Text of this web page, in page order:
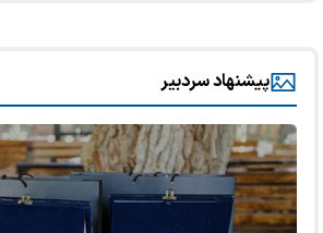
پیشنهاد سردبیر